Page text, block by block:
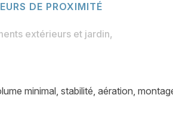
DE PROXIMITÉ
extérieurs et jardin,
minimal, stabilité, aération,